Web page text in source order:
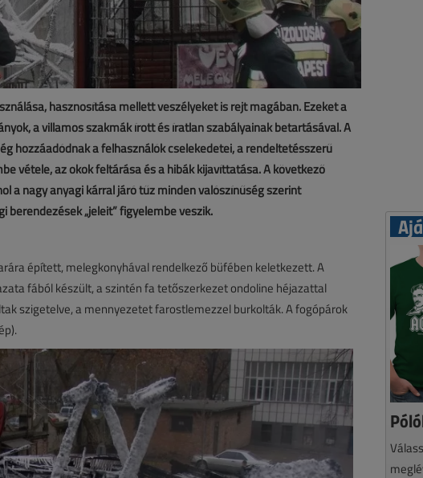
hasznosítása mellett veszélyeket is rejt magában. Ezeket a
a villamos szakmák írott és íratlan szabályainak betartásával. A
hozzáadódnak a felhasználók cselekedetei, a rendeltetésszerű
vétele, az okok feltárása és a hibák kijavíttatása. A következő
a nagy anyagi kárral járó tűz minden valószínűség szerint
„jeleit” figyelembe veszik.
épített, melegkonyhával rendelkező büfében keletkezett. A
fából készült, a szintén fa tetőszerkezet ondoline héjazattal
szigetelve, a mennyezetet farostlemezzel burkolták. A fogópárok